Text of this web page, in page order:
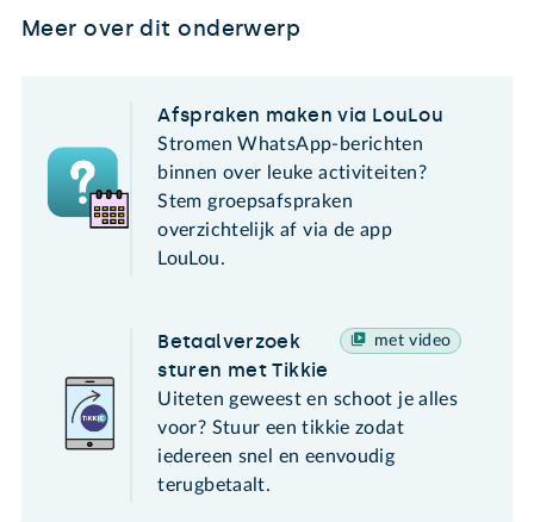
Meer over dit onderwerp
Afspraken maken via LouLou
Stromen WhatsApp-berichten
binnen over leuke activiteiten?
Stem groepsafspraken
overzichtelijk af via de app
LouLou.
met video
Betaalverzoek
sturen met Tikkie
Uiteten geweest en schoot je alles
voor? Stuur een tikkie zodat
iedereen snel en eenvoudig
terugbetaalt.